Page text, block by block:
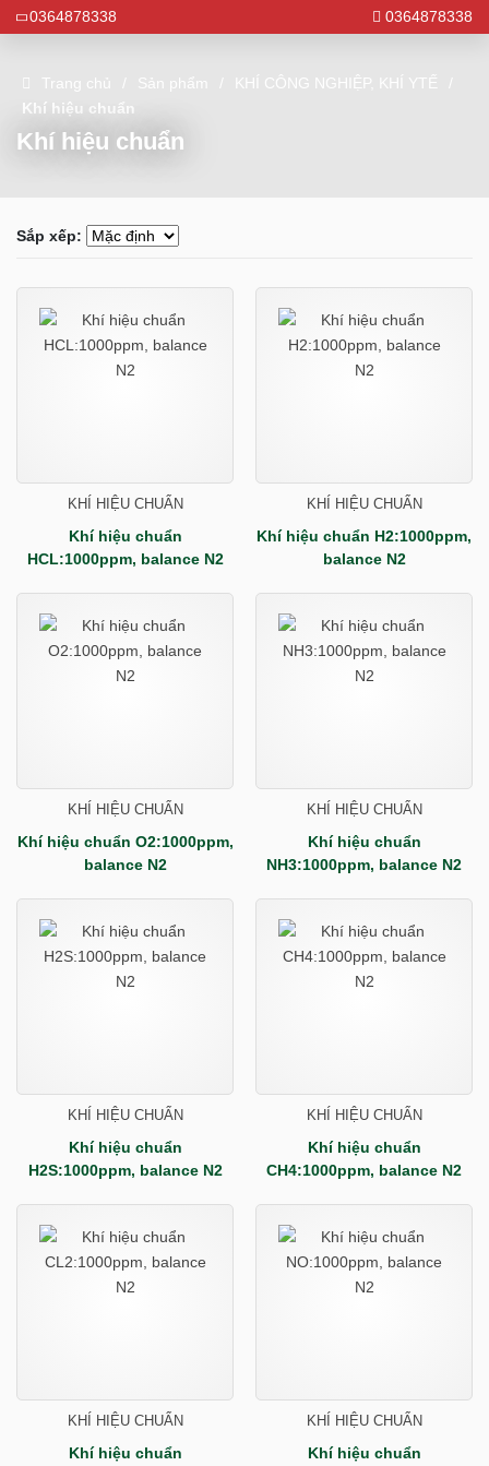
0364878338 0364878338
Trang chủ Sản phẩm
KHÍ CÔNG NGHIỆP, KHÍ YTẾ
Khí hiệu chuẩn
Khí hiệu chuẩn
Sắp xếp:
KHÍ HIỆU CHUẨN
Khí hiệu chuẩn
HCL:1000ppm, balance N2
KHÍ HIỆU CHUẨN
Khí hiệu chuẩn H2:1000ppm,
balance N2
KHÍ HIỆU CHUẨN
Khí hiệu chuẩn O2:1000ppm,
balance N2
KHÍ HIỆU CHUẨN
Khí hiệu chuẩn
NH3:1000ppm, balance N2
KHÍ HIỆU CHUẨN
Khí hiệu chuẩn
H2S:1000ppm, balance N2
KHÍ HIỆU CHUẨN
Khí hiệu chuẩn
CH4:1000ppm, balance N2
KHÍ HIỆU CHUẨN
Khí hiệu chuẩn
KHÍ HIỆU CHUẨN
Khí hiệu chuẩn